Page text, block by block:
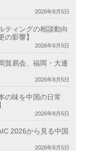
2026年8月5日
ティングの相談動向
の影響】
2026年8月5日
貿易会、福岡・大連
2026年8月5日
の味を中国の日常
2026年8月5日
2026から見る中国
2026年8月5日